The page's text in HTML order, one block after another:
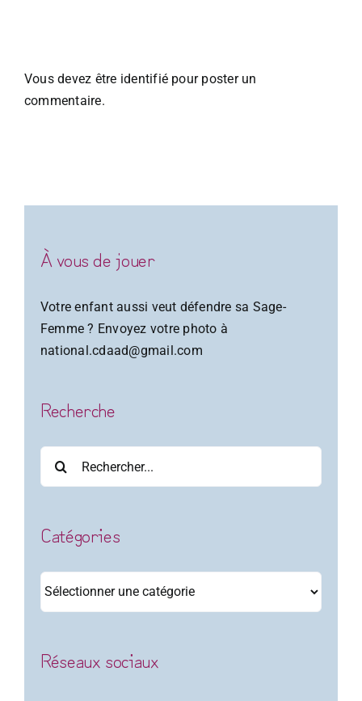
Vous devez être identifié pour poster un
commentaire.
À vous de jouer
Votre enfant aussi veut défendre sa Sage-
Femme ? Envoyez votre photo à
national.cdaad@gmail.com
Recherche
Catégories
Réseaux sociaux